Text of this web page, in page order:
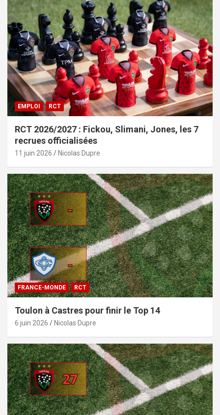
EMPLOI RCT
RCT 2026/2027 : Fickou, Slimani, Jones, les 7
recrues officialisées
11 juin 2026 Nicolas Dupre
FRANCE-MONDE RCT
Toulon à Castres pour finir le Top 14
6 juin 2026 Nicolas Dupre